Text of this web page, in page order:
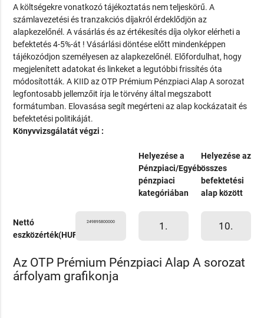
A költségekre vonatkozó tájékoztatás nem teljeskörű. A
számlavezetési és tranzakciós díjakról érdeklődjön az
alapkezelőnél. A vásárlás és az értékesítés díja olykor elérheti a
befektetés 4-5%-át ! Vásárlási döntése előtt mindenképpen
tájékozódjon személyesen az alapkezelőnél. Előfordulhat, hogy
megjelenített adatokat és linkeket a legutóbbi frissítés óta
módosították. A KIID az OTP Prémium Pénzpiaci Alap A sorozat
legfontosabb jellemzőit írja le törvény által megszabott
formátumban. Elovasása segít megérteni az alap kockázatait és
befektetési politikáját.
Könyvvizsgálatát végzi :
Helyezése a
Pénzpiaci/Egyéb
pénzpiaci
kategóriában
Helyezése az
összes
befektetési
alap között
Nettó
eszközérték(HUF)
249895800000 1. 10.
Az OTP Prémium Pénzpiaci Alap A sorozat
árfolyam grafikonja